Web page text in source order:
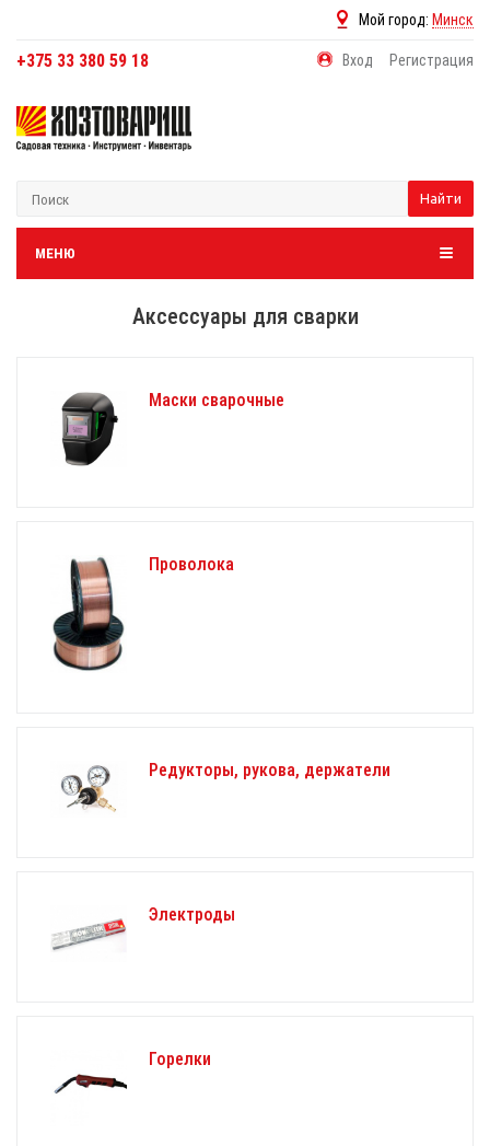
Мой город: Минск
+375 33 380 59 18 Вход Регистрация
Найти
МЕНЮ
Аксессуары для сварки
Маски сварочные
Проволока
Редукторы, рукова, держатели
Электроды
Горелки